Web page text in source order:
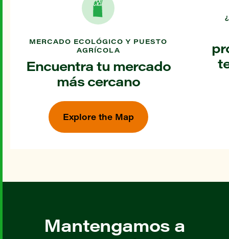
MERCADO ECOLÓGICO Y PUESTO
AGRÍCOLA
Encuentra tu mercado
más cercano
Explore the Map
Mantengamos a